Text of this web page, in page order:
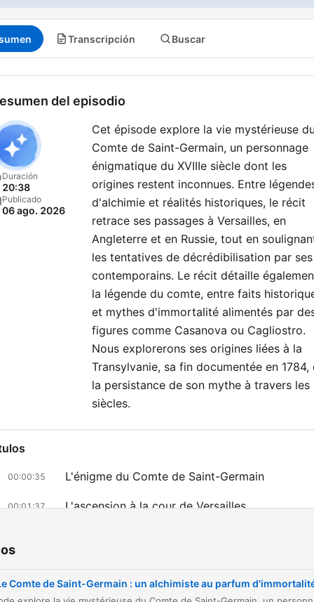
Transcripción Buscar
del episodio
Duración
20:38
Publicado
06 ago. 2026
Cet épisode explore la vie mystérieuse du
Comte de Saint-Germain, un personnage
énigmatique du XVIIIe siècle dont les
origines restent inconnues. Entre
d'alchimie et réalités historiques, le récit
retrace ses passages à Versailles, en
Angleterre et en Russie, tout en
les tentatives de décrédibilisation par ses
contemporains. Le récit détaille
la légende du comte, entre faits
et mythes d'immortalité alimentés par
figures comme Casanova ou Cagliostro.
Nous explorerons ses origines liées à la
Transylvanie, sa fin documentée en 1784,
la persistance de son mythe à travers les
siècles.
00:00:35 L'énigme du Comte de Saint-Germain
00:01:37 L'ascension à la cour de Versailles
Le retour en France et les services au Roi
Comte de Saint-Germain : un alchimiste au parfum